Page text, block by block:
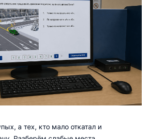
а тех, кто мало откатал и